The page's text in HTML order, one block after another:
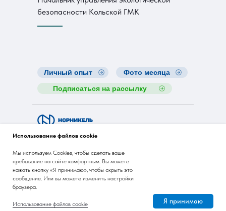
безопасности Кольской ГМК
Личный опыт
Фото месяца
Подписаться на рассылку
Nornickel ESG Insights
pr@nornik.ru
© 2008-2026 ПАО «ГМК «Норильский никель»
Использование файлов cookie
Мы используем Cookies, чтобы сделать ваше
пребывание на сайте комфортным. Вы можете
нажать кнопку «Я принимаю», чтобы скрыть это
сообщение. Или вы можете изменить настройки
браузера.
Использование файлов cookie Я принимаю